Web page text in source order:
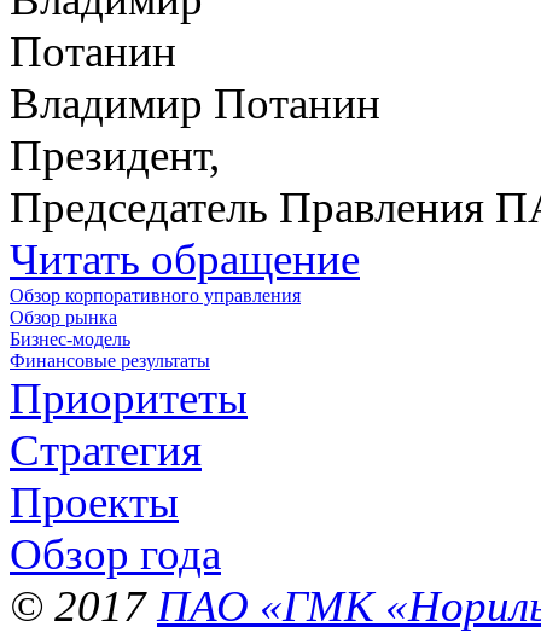
Владимир Потанин
Президент,
Председатель Правления
Читать обращение
Обзор корпоративного управления
Обзор рынка
Бизнес-модель
Финансовые результаты
Приоритеты
Стратегия
Проекты
Обзор года
© 2017 ПАО «ГМК